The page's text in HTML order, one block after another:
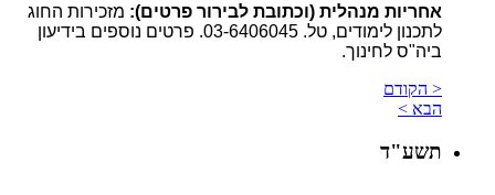
אחריות מנהלית (וכתובת לבירור פרטים): מזכירות החוג
לתכנון לימודים, טל. 03-6406045. פרטים נוספים בידיעון
ביה"ס לחינוך.
< הקודם
הבא >
תשע"ד